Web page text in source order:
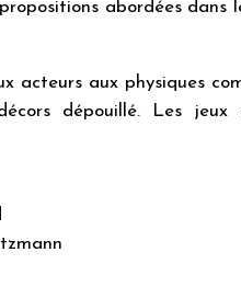
abordées
acteurs aux physiques
dépouillé. Les jeux